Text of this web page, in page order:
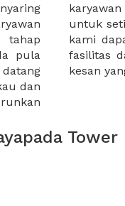
tahap
pula
dan
pula
dan
kesan
Tower